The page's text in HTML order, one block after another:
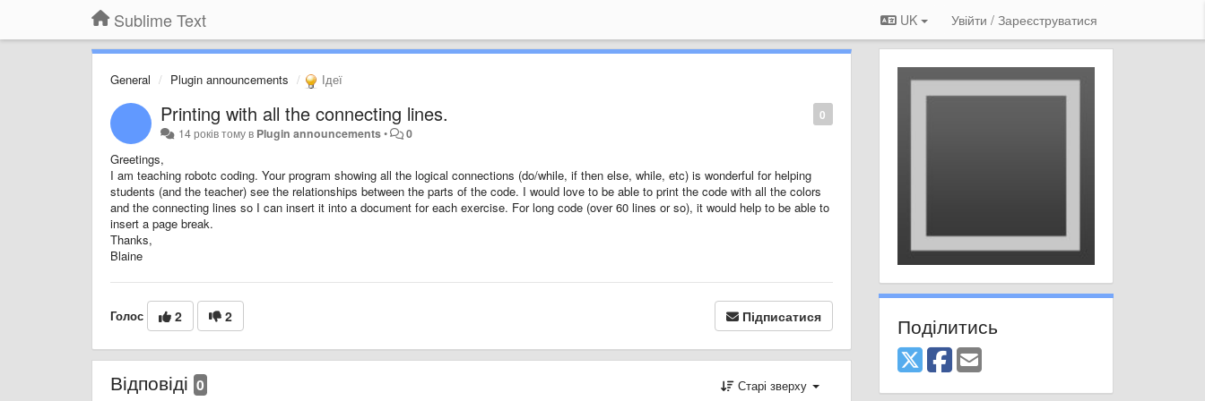
Sublime Text UK Увійти / Зареєструватися
General Plugin announcements Ідеї
0
Printing with all the connecting lines.
14 років томув Plugin announcements• 0
Greetings,
I am teaching robotc coding. Your program showing all the logical connections (do/while, if then else, while, etc) is wonderful for helping
students (and the teacher) see the relationships between the parts of the code. I would love to be able to print the code with all the colors
and the connecting lines so I can insert it into a document for each exercise. For long code (over 60 lines or so), it would help to be able to
insert a page break.
Thanks,
Blaine
Голос 2 2 Підписатися
Відповіді 0 Старі зверху
Поділитись